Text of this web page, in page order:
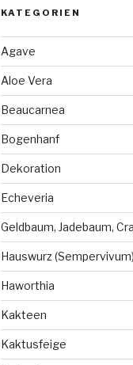
KATEGORIEN
Agave
Aloe Vera
Beaucarnea
Bogenhanf
Dekoration
Echeveria
Geldbaum, Jadebaum,
Hauswurz (Sempervivum)
Haworthia
Kakteen
Kaktusfeige